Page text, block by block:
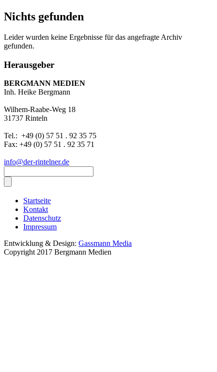
Nichts gefunden
Leider wurden keine Ergebnisse für das angefragte Archiv
gefunden.
Herausgeber
BERGMANN MEDIEN
Inh. Heike Bergmann
Wilhem-Raabe-Weg 18
31737 Rinteln
Tel.: +49 (0) 57 51 . 92 35 75
Fax: +49 (0) 57 51 . 92 35 71
info@der-rintelner.de
Startseite
Kontakt
Datenschutz
Impressum
Entwicklung & Design: Gassmann Media
Copyright 2017 Bergmann Medien